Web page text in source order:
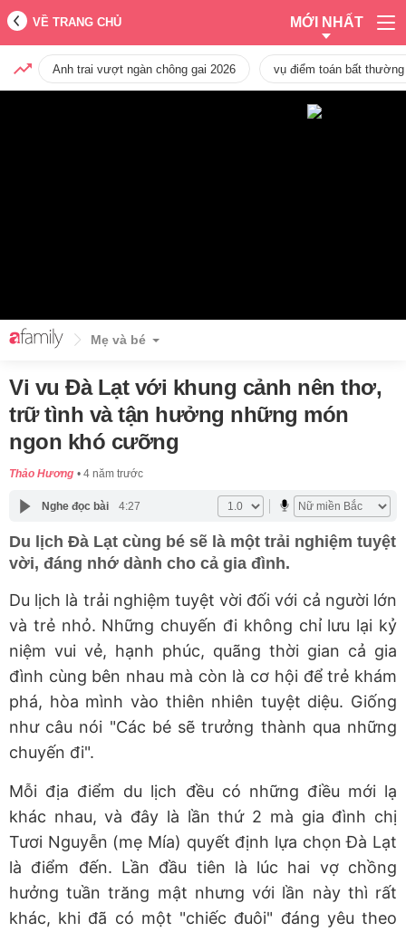
VỀ TRANG CHỦ MỚI NHẤT
Anh trai vượt ngàn chông gai 2026 vụ điểm toán bất
Mẹ và bé
Vi vu Đà Lạt với khung cảnh nên thơ,
trữ tình và tận hưởng những món
ngon khó cưỡng
Thảo Hương 4 năm trước
Nghe đọc bài 4:27
Du lịch Đà Lạt cùng bé sẽ là một trải nghiệm tuyệt
vời, đáng nhớ dành cho cả gia đình.
Du lịch là trải nghiệm tuyệt vời đối với cả người lớn
và trẻ nhỏ. Những chuyến đi không chỉ lưu lại kỷ
niệm vui vẻ, hạnh phúc, quãng thời gian cả gia
đình cùng bên nhau mà còn là cơ hội để trẻ khám
phá, hòa mình vào thiên nhiên tuyệt diệu. Giống
như câu nói "Các bé sẽ trưởng thành qua những
chuyến đi".
Mỗi địa điểm du lịch đều có những điều mới lạ
khác nhau, và đây là lần thứ 2 mà gia đình chị
Tươi Nguyễn (mẹ Mía) quyết định lựa chọn Đà Lạt
là điểm đến. Lần đầu tiên là lúc hai vợ chồng
hưởng tuần trăng mật nhưng với lần này thì rất
khác, khi đã có một "chiếc đuôi" đáng yêu theo